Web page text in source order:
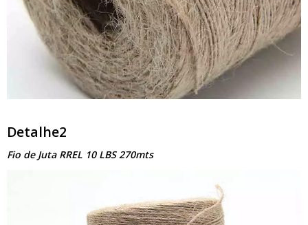
Detalhe2
Fio de Juta RREL 10 LBS 270mts